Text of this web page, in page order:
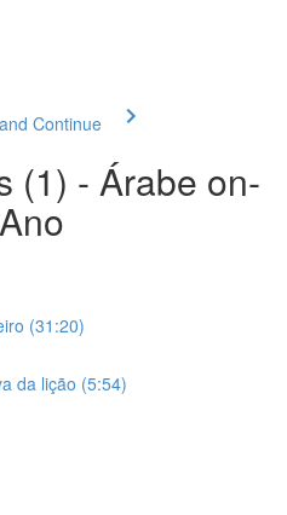
Continue
(1) - Árabe on-
(31:20)
da lição (5:54)